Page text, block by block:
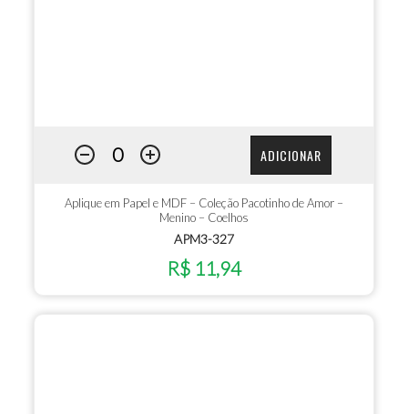
ADICIONAR
Aplique em Papel e MDF – Coleção Pacotinho de Amor –
Menino – Coelhos
APM3-327
R$ 11,94